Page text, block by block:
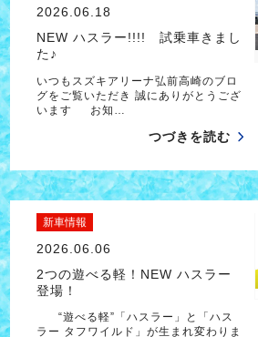
2026.06.18
NEW ハスラー!!!! 試乗車きまし
た♪
いつもスズキアリーナ弘前高崎のブロ
グをご覧いただき 誠にありがとうござ
います お知…
つづきを読む
新車情報
2026.06.06
2つの遊べる軽！NEW ハスラー
登場！
“遊べる軽”「ハスラー」と「ハス
ラー タフワイルド」が生まれ変わりま